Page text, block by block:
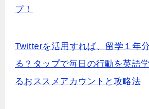
プ！
Twitterを活用すれば、留学１年
る？タップで毎日の行動を英語
るおススメアカウントと攻略法